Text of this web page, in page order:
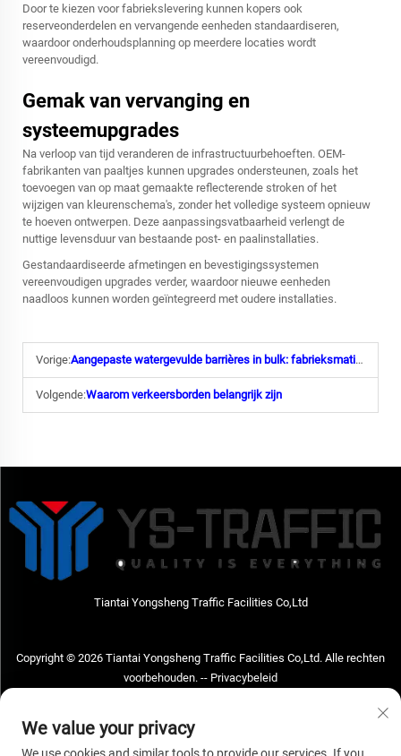
Door te kiezen voor fabriekslevering kunnen kopers ook
reserveonderdelen en vervangende eenheden standaardiseren,
waardoor onderhoudsplanning op meerdere locaties wordt
vereenvoudigd.
Gemak van vervanging en
systeemupgrades
Na verloop van tijd veranderen de infrastructuurbehoeften. OEM-
fabrikanten van paaltjes kunnen upgrades ondersteunen, zoals het
toevoegen van op maat gemaakte reflecterende stroken of het
wijzigen van kleurenschema's, zonder het volledige systeem opnieuw
te hoeven ontwerpen. Deze aanpassingsvatbaarheid verlengt de
nuttige levensduur van bestaande post- en paalinstallaties.
Gestandaardiseerde afmetingen en bevestigingssystemen
vereenvoudigen upgrades verder, waardoor nieuwe eenheden
naadloos kunnen worden geïntegreerd met oudere installaties.
Vorige:Aangepaste watergevulde barrières in bulk: fabrieksmatige vorming, branding en logistieke ondersteuning
Volgende:Waarom verkeersborden belangrijk zijn
Tiantai Yongsheng Traffic Facilities Co,Ltd
Copyright © 2026 Tiantai Yongsheng Traffic Facilities Co,Ltd. Alle rechten
voorbehouden. -- Privacybeleid
Address: Tiantai Yongsheng Traffic Facilities Co,Ltd Adres; No.73 Hongchou
We value your privacy